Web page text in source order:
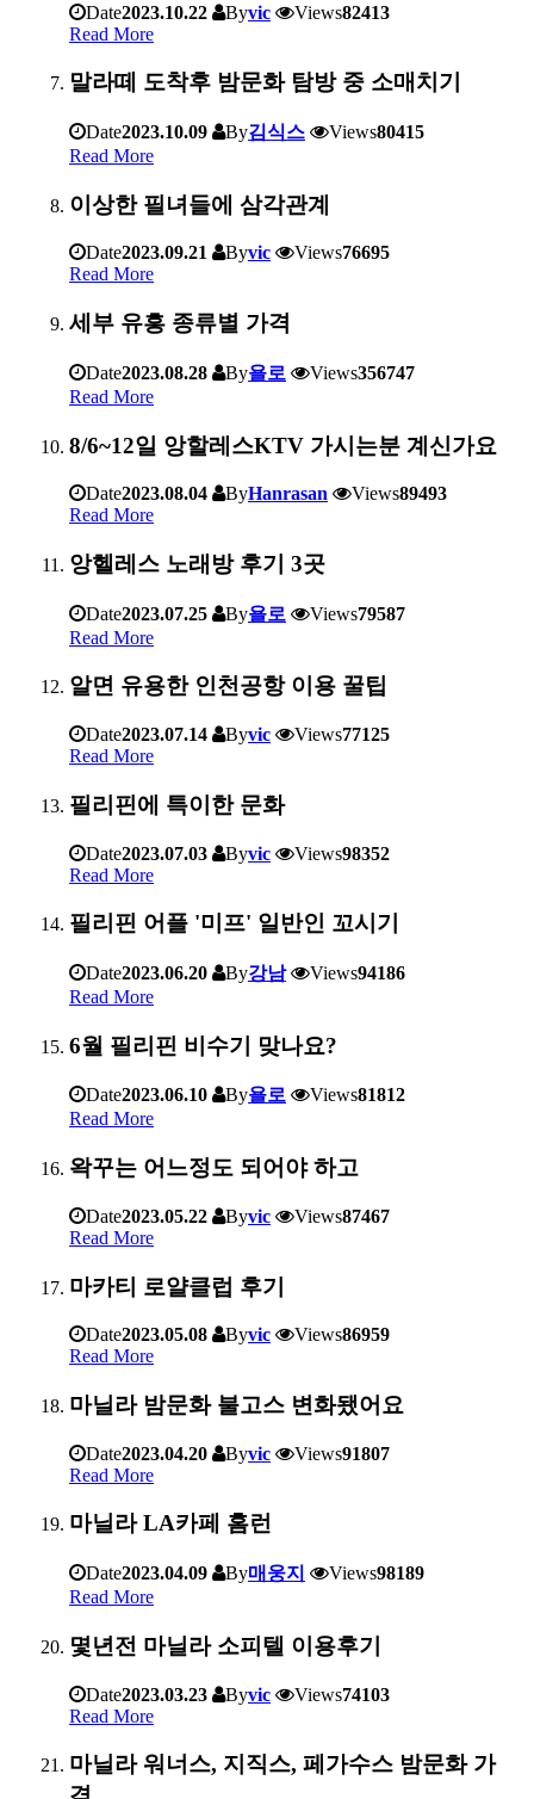
Date2023.10.22 Byvic Views82413
Read More
말라떼 도착후 밤문화 탐방 중 소매치기
Date2023.10.09 By김식스 Views80415
Read More
이상한 필녀들에 삼각관계
Date2023.09.21 Byvic Views76695
Read More
세부 유흥 종류별 가격
Date2023.08.28 By욜로 Views356747
Read More
8/6~12일 앙할레스KTV 가시는분 계신가요
Date2023.08.04 ByHanrasan Views89493
Read More
앙헬레스 노래방 후기 3곳
Date2023.07.25 By욜로 Views79587
Read More
알면 유용한 인천공항 이용 꿀팁
Date2023.07.14 Byvic Views77125
Read More
필리핀에 특이한 문화
Date2023.07.03 Byvic Views98352
Read More
필리핀 어플 '미프' 일반인 꼬시기
Date2023.06.20 By강남 Views94186
Read More
6월 필리핀 비수기 맞나요?
Date2023.06.10 By욜로 Views81812
Read More
왁꾸는 어느정도 되어야 하고
Date2023.05.22 Byvic Views87467
Read More
마카티 로얄클럽 후기
Date2023.05.08 Byvic Views86959
Read More
마닐라 밤문화 불고스 변화됐어요
Date2023.04.20 Byvic Views91807
Read More
마닐라 LA카페 홈런
Date2023.04.09 By매웅지 Views98189
Read More
몇년전 마닐라 소피텔 이용후기
Date2023.03.23 Byvic Views74103
Read More
마닐라 워너스, 지직스, 페가수스 밤문화 가